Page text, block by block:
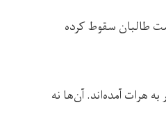
طالبان سقوط کرده
دیگر به هرات آمده‌اند. آن‌ها نه